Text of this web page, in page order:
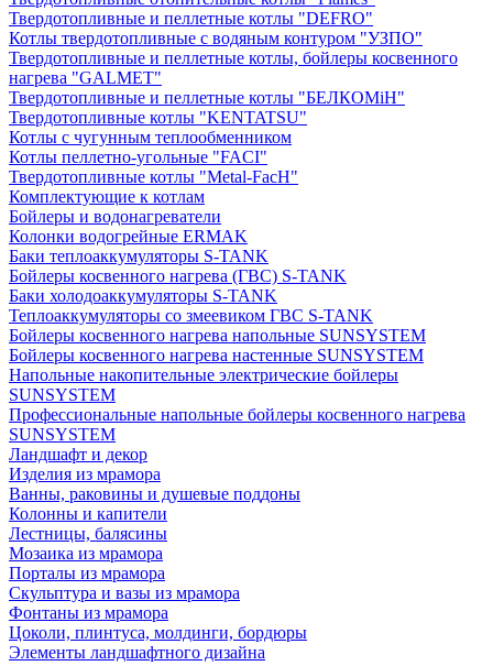
Твердотопливные и пеллетные котлы "DEFRO"
Котлы твердотопливные с водяным контуром "УЗПО"
Твердотопливные и пеллетные котлы, бойлеры косвенного
нагрева "GALMET"
Твердотопливные и пеллетные котлы "БЕЛКОМiН"
Твердотопливные котлы "KENTATSU"
Котлы с чугунным теплообменником
Котлы пеллетно-угольные "FACI"
Твердотопливные котлы "Metal-FacH"
Комплектующие к котлам
Бойлеры и водонагреватели
Колонки водогрейные ERMAK
Баки теплоаккумуляторы S-TANK
Бойлеры косвенного нагрева (ГВС) S-TANK
Баки холодоаккумуляторы S-TANK
Теплоаккумуляторы со змеевиком ГВС S-TANK
Бойлеры косвенного нагрева напольные SUNSYSTEM
Бойлеры косвенного нагрева настенные SUNSYSTEM
Напольные накопительные электрические бойлеры
SUNSYSTEM
Профессиональные напольные бойлеры косвенного нагрева
SUNSYSTEM
Ландшафт и декор
Изделия из мрамора
Ванны, раковины и душевые поддоны
Колонны и капители
Лестницы, балясины
Мозаика из мрамора
Порталы из мрамора
Скульптура и вазы из мрамора
Фонтаны из мрамора
Цоколи, плинтуса, молдинги, бордюры
Элементы ландшафтного дизайна